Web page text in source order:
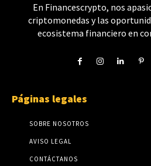
En Financescrypto, nos
criptomonedas y las
ecosistema financiero en
Páginas legales
SOBRE NOSOTROS
AVISO LEGAL
CONTÁCTANOS